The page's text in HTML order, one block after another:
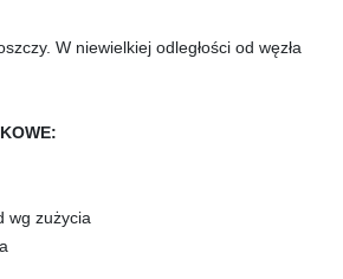
W niewielkiej odległości od węzła
wg zużycia